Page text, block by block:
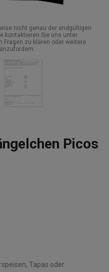
nicht genau der endgültigen
kontaktieren Sie uns unter
Fragen zu klären oder weitere
Picos
Tapas oder